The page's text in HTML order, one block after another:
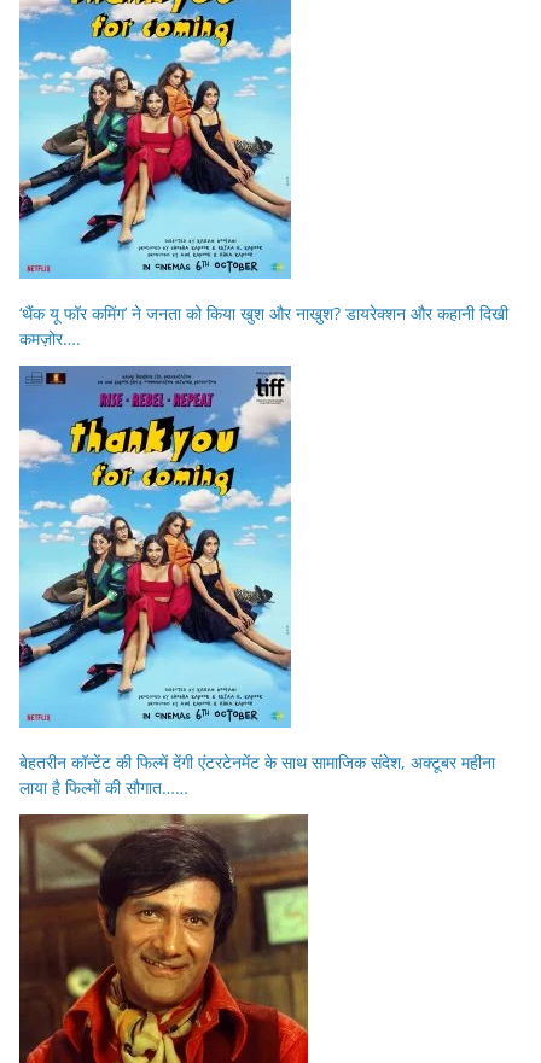
‘थैंक यू फॉर कमिंग’ ने जनता को किया खुश और नाखुश? डायरेक्शन और कहानी दिखी
कमज़ोर….
बेहतरीन कॉन्टेंट की फिल्में देंगी एंटरटेनमेंट के साथ सामाजिक संदेश, अक्टूबर महीना
लाया है फिल्मों की सौगात……